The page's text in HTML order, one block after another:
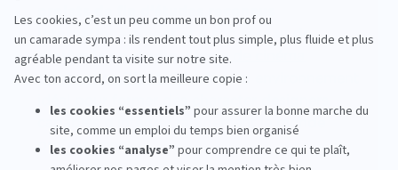
projets de fin d’études reconnus
internationalementet à sonréseau de
diplômés en studio,l’école de cinéma
d’animation 3DMoPAoffre un environnement
capables d’intégrer rapidement le monde
professionnel.